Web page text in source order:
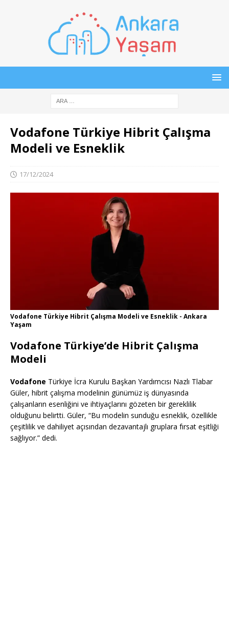
Vodafone Türkiye Hibrit Çalışma
Modeli ve Esneklik
17/12/2024
Vodafone Türkiye Hibrit Çalışma Modeli ve Esneklik - Ankara
Yaşam
Vodafone Türkiye’de Hibrit Çalışma
Modeli
Vodafone Türkiye İcra Kurulu Başkan Yardımcısı Nazlı Tlabar
Güler, hibrit çalışma modelinin günümüz iş dünyasında
çalışanların esenliğini ve ihtiyaçlarını gözeten bir gereklilik
olduğunu belirtti. Güler, “Bu modelin sunduğu esneklik, özellikle
çeşitlilik ve dahiliyet açısından dezavantajlı gruplara fırsat eşitliği
sağlıyor.” dedi.